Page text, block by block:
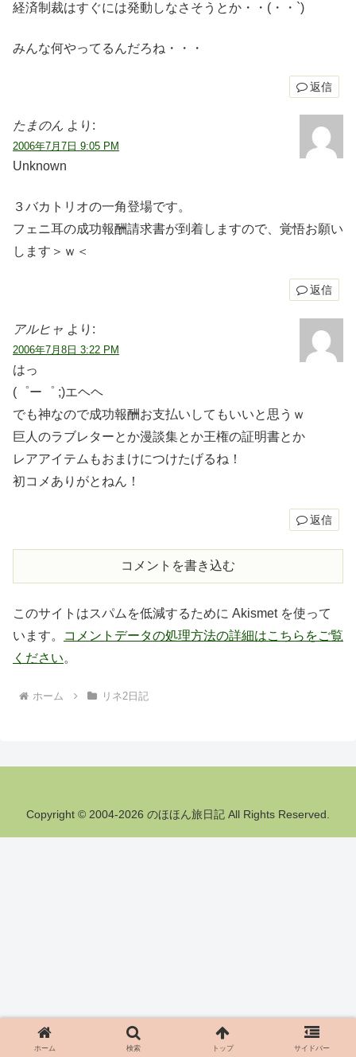
経済制裁はすぐには発動しなさそうとか・・(・・`)
みんな何やってるんだろね・・・
返信
たまのん より:
2006年7月7日 9:05 PM
Unknown
３バカトリオの一角登場です。
フェニ耳の成功報酬請求書が到着しますので、覚悟お願い
します＞ｗ＜
返信
アルヒャ より:
2006年7月8日 3:22 PM
はっ
(゜ー゜ ;)エヘヘ
でも神なので成功報酬お支払いしてもいいと思うｗ
巨人のラブレターとか漫談集とか王権の証明書とか
レアアイテムもおまけにつけたげるね！
初コメありがとねん！
返信
コメントを書き込む
このサイトはスパムを低減するために Akismet を使って
います。
コメントデータの処理方法の詳細はこちらをご覧
ください。
ホーム リネ2日記
Copyright © 2004-2026 のほほん旅日記 All Rights Reserved.
ホーム 検索 トップ サイドバー